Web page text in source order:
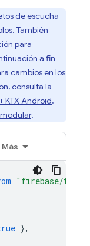
de escucha
También
para
a fin
cambios en los
consulta la
KTX Android,
.
Más
"firebase/
},